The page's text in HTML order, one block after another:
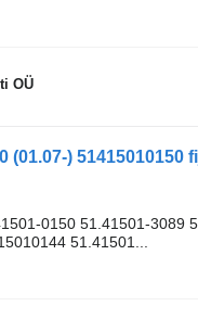
OÜ
0150 51.41501-3089
51.41501...